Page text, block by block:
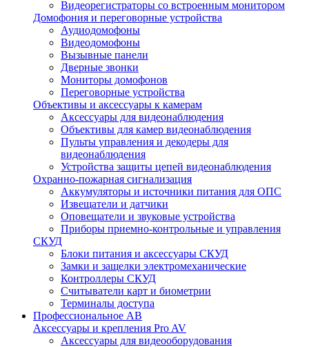
Видеорегистраторы со встроенным монитором
Домофония и переговорные устройства
Аудиодомофоны
Видеодомофоны
Вызывные панели
Дверные звонки
Мониторы домофонов
Переговорные устройства
Объективы и аксессуары к камерам
Аксессуары для видеонаблюдения
Объективы для камер видеонаблюдения
Пульты управления и декодеры для
видеонаблюдения
Устройства защиты цепей видеонаблюдения
Охранно-пожарная сигнализация
Аккумуляторы и источники питания для ОПС
Извещатели и датчики
Оповещатели и звуковые устройства
Приборы приемно-контрольные и управления
СКУД
Блоки питания и аксессуары СКУД
Замки и защелки электромеханические
Контроллеры СКУД
Считыватели карт и биометрии
Терминалы доступа
Профессиональное АВ
Аксессуары и крепления Pro AV
Аксессуары для видеооборудования